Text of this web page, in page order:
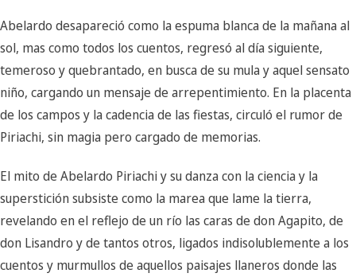
Abelardo desapareció como la espuma blanca de la mañana al
sol, mas como todos los cuentos, regresó al día siguiente,
temeroso y quebrantado, en busca de su mula y aquel sensato
niño, cargando un mensaje de arrepentimiento. En la placenta
de los campos y la cadencia de las fiestas, circuló el rumor de
Piriachi, sin magia pero cargado de memorias.
El mito de Abelardo Piriachi y su danza con la ciencia y la
superstición subsiste como la marea que lame la tierra,
revelando en el reflejo de un río las caras de don Agapito, de
don Lisandro y de tantos otros, ligados indisolublemente a los
cuentos y murmullos de aquellos paisajes llaneros donde las